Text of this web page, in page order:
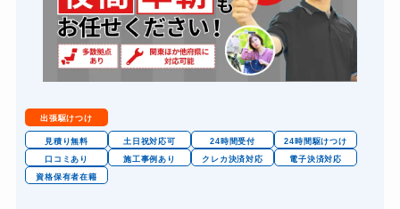
金庫カギ開け 14,300円～(税込)
金庫カギ交換 11,000円～(税込)
ロッカーカギ開け 8,800円～(税込)
ドアノブカギ作成 8,800円～(税込)
ドアノブカギ交換 11,000円～(税込)
出張駆けつけ
見積り無料 土日祝対応可 24時間受付
24時間駆けつけ
口コミあり
施工事例あり クレカ決済対応
電子決済対応
資格保有者在籍